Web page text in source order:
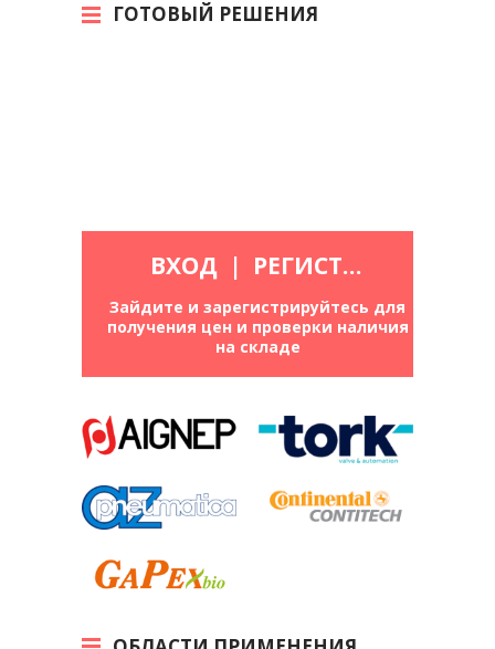
ГОТОВЫЙ РЕШЕНИЯ
ВХОД | РЕГИСТРАЦИЯ
Зайдите и зарегистрируйтесь для
получения цен и проверки наличия
на складе